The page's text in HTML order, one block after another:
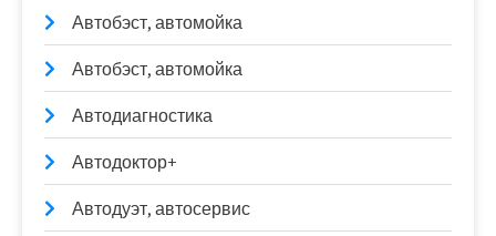
Автобэст, автомойка
Автобэст, автомойка
Автодиагностика
Автодоктор+
Автодуэт, автосервис